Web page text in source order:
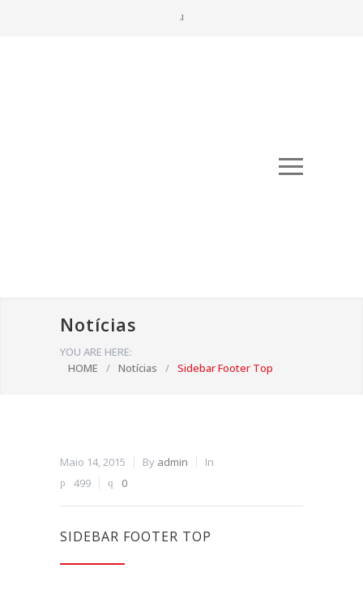
Notícias
YOU ARE HERE:
HOME
/ Notícias / Sidebar Footer Top
Maio 14, 2015 By admin
In
499
0
SIDEBAR FOOTER TOP